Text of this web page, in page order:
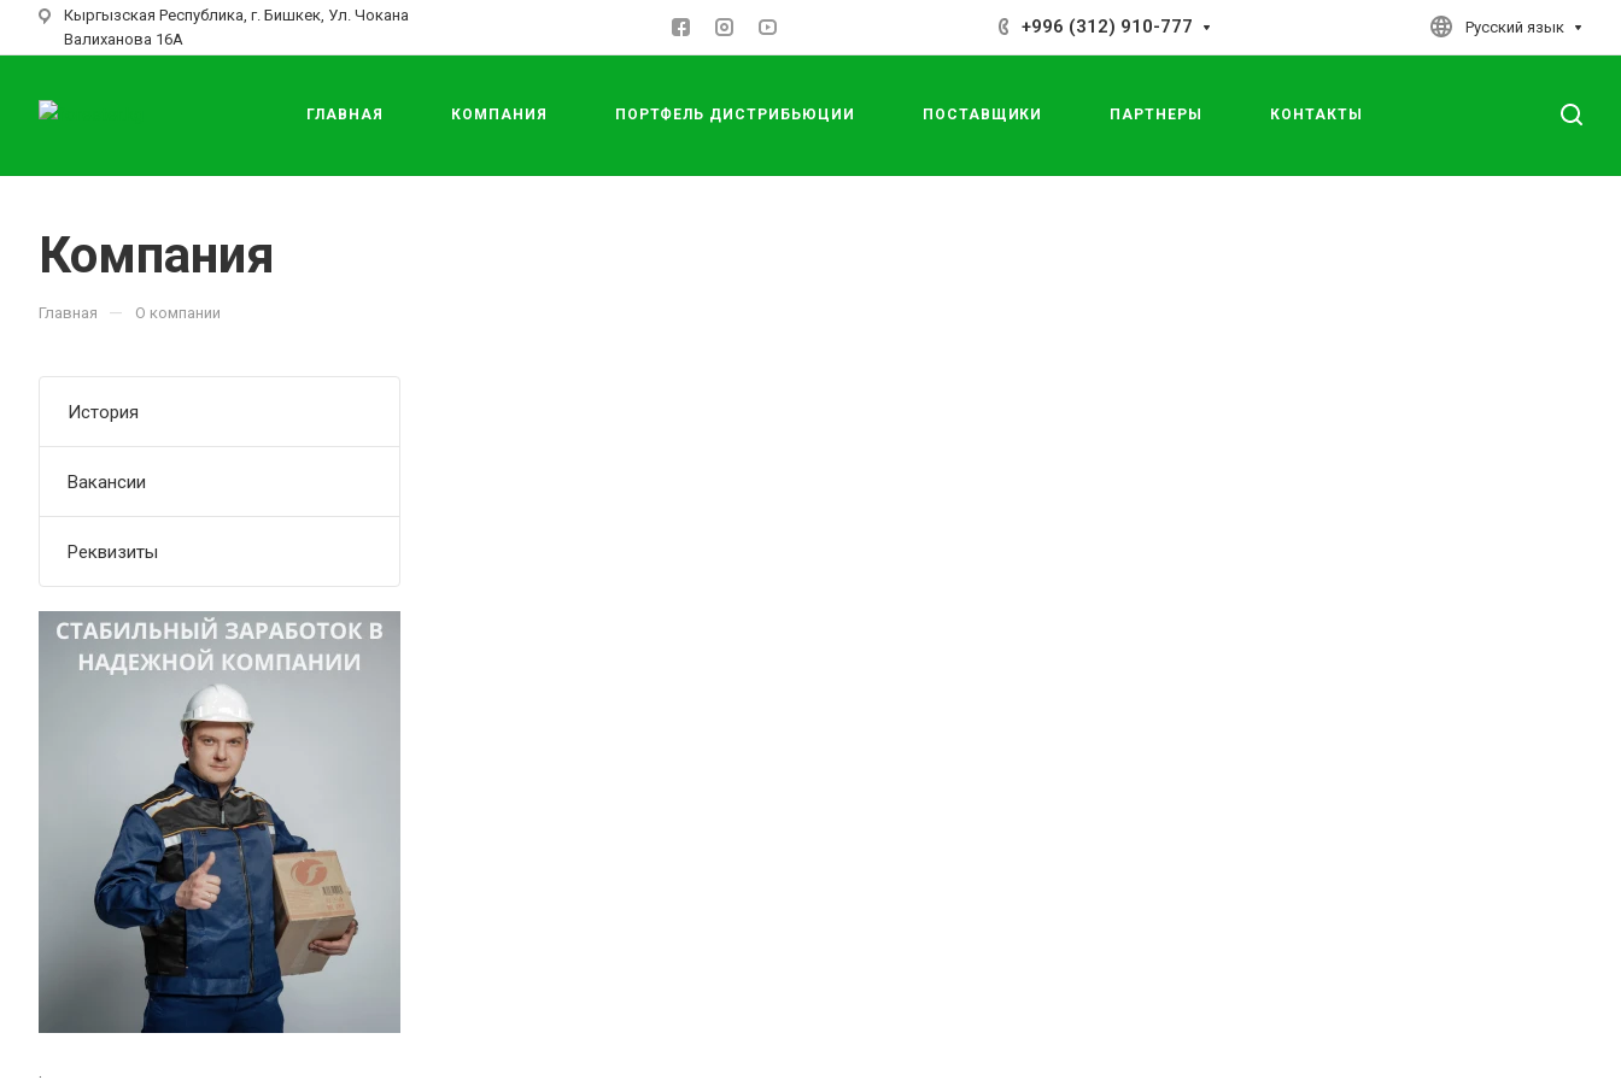
Кыргызская Республика, г. Бишкек, Ул. Чокана
Валиханова 16А
+996 (312) 910-777 Русский язык
ГЛАВНАЯ КОМПАНИЯ ПОРТФЕЛЬ ДИСТРИБЬЮЦИИ ПОСТАВЩИКИ ПАРТНЕРЫ КОНТАКТЫ
Компания
Главная — О компании
История
Вакансии
Реквизиты
.